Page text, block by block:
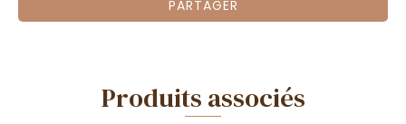
PARTAGER
Produits associés